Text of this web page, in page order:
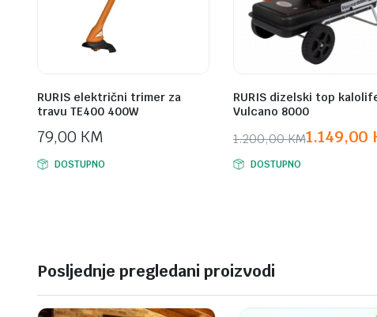
RURIS električni trimer za
travu TE400 400W
79,00 KM
DOSTUPNO
RURIS dizelski top
Vulcano 8000
1.200,00KM
Original
price
1.149,00
Current
price
DOSTUPNO
Posljednje pregledani proizvodi